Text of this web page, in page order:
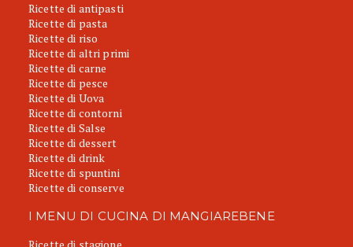
Ricette di antipasti
Ricette di pasta
Ricette di riso
Ricette di altri primi
Ricette di carne
Ricette di pesce
Ricette di Uova
Ricette di contorni
Ricette di Salse
Ricette di dessert
Ricette di drink
Ricette di spuntini
Ricette di conserve
I MENU DI CUCINA DI MANGIAREBENE